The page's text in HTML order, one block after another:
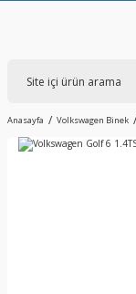
Anasayfa Volkswagen Binek